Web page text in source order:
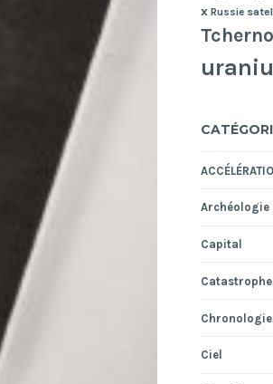
x Russie
Archéologie
Capital
Catastrophe
Ciel